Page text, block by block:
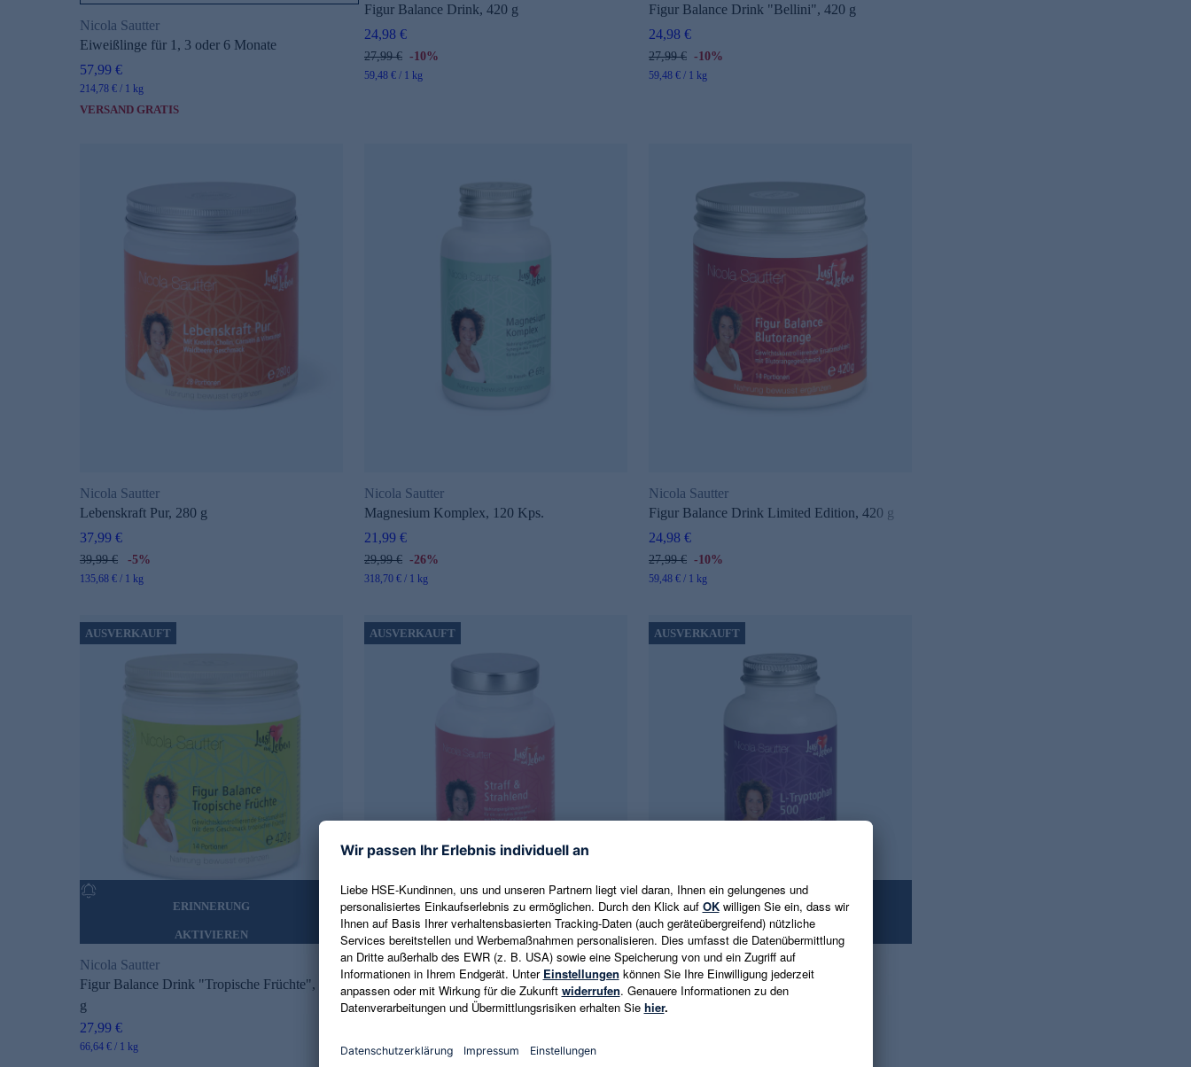
Nicola Sautter
Eiweißlinge für 1, 3 oder 6 Monate
57,99 €
214,78 € / 1 kg
VERSAND GRATIS
Figur Balance Drink, 420 g
24,98 €
27,99 € -10%
59,48 € / 1 kg
Figur Balance Drink "Bellini", 420 g
24,98 €
27,99 € -10%
59,48 € / 1 kg
Nicola Sautter
Lebenskraft Pur, 280 g
37,99 €
39,99 € -5%
135,68 € / 1 kg
Nicola Sautter
Magnesium Komplex, 120 Kps.
21,99 €
29,99 € -26%
318,70 € / 1 kg
Nicola Sautter
Figur Balance Drink Limited Edition, 420 g
24,98 €
27,99 € -10%
59,48 € / 1 kg
AUSVERKAUFT
ERINNERUNG
AKTIVIEREN
Nicola Sautter
Figur Balance Drink "Tropische Früchte", 420
g
27,99 €
66,64 € / 1 kg
AUSVERKAUFT
ERINNERUNG
AKTIVIEREN
Nicola Sautter
Straff & Strahlend, 180 Kps.
34,99 €
347,12 € / 1 kg
AUSVERKAUFT
ERINNERUNG
AKTIVIEREN
Nicola Sautter
L-Tryptophan 500, 60 Kps.
27,99 €